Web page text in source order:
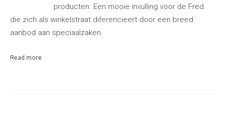
producten. Een mooie invulling voor de Fred
die zich als winkelstraat diferencieert door een breed
aanbod aan speciaalzaken.
Read more